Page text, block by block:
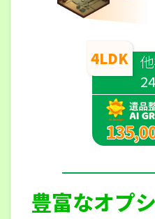
4LDK
豊富なオプ